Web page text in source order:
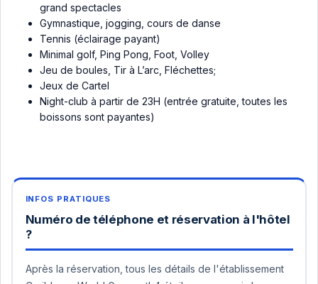
grand spectacles
Gymnastique, jogging, cours de danse
Tennis (éclairage payant)
Minimal golf, Ping Pong, Foot, Volley
Jeu de boules, Tir à L’arc, Fléchettes;
Jeux de Cartel
Night-club à partir de 23H (entrée gratuite, toutes les
boissons sont payantes)
Numéro de téléphone et réservation à l'hôtel
?
Après la réservation, tous les détails de l'établissement